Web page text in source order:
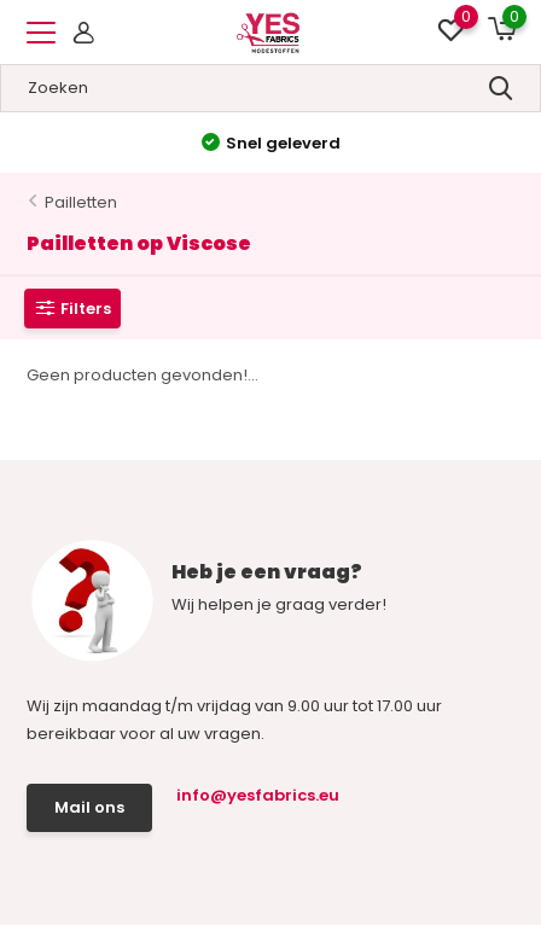
0 0
Snel geleverd
Pailletten
Pailletten op Viscose
Filters
Geen producten gevonden!...
Heb je een vraag?
Wij helpen je graag verder!
Wij zijn maandag t/m vrijdag van 9.00 uur tot 17.00 uur
bereikbaar voor al uw vragen.
Mail ons
info@yesfabrics.eu